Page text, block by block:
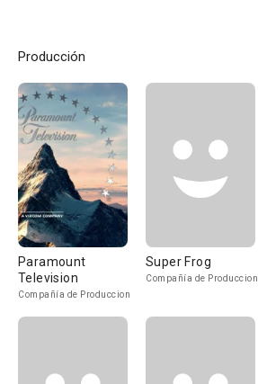
Producción
Paramount
Television
Compañía de Produccion
Super Frog
Compañía de Produccion